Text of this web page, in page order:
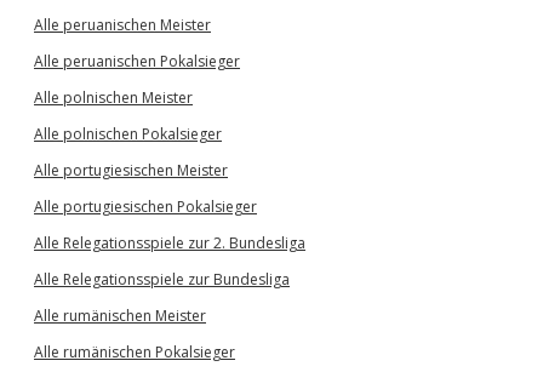
Alle peruanischen Meister
Alle peruanischen Pokalsieger
Alle polnischen Meister
Alle polnischen Pokalsieger
Alle portugiesischen Meister
Alle portugiesischen Pokalsieger
Alle Relegationsspiele zur 2. Bundesliga
Alle Relegationsspiele zur Bundesliga
Alle rumänischen Meister
Alle rumänischen Pokalsieger